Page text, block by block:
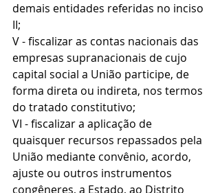
demais entidades referidas no inciso
II;
V - fiscalizar as contas nacionais das
empresas supranacionais de cujo
capital social a União participe, de
forma direta ou indireta, nos termos
do tratado constitutivo;
VI - fiscalizar a aplicação de
quaisquer recursos repassados pela
União mediante convênio, acordo,
ajuste ou outros instrumentos
congêneres, a Estado, ao Distrito